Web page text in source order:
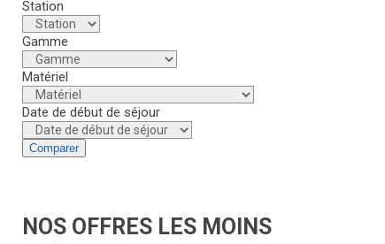
Station
Gamme
Matériel
Date de début de séjour
Comparer
NOS OFFRES LES MOINS